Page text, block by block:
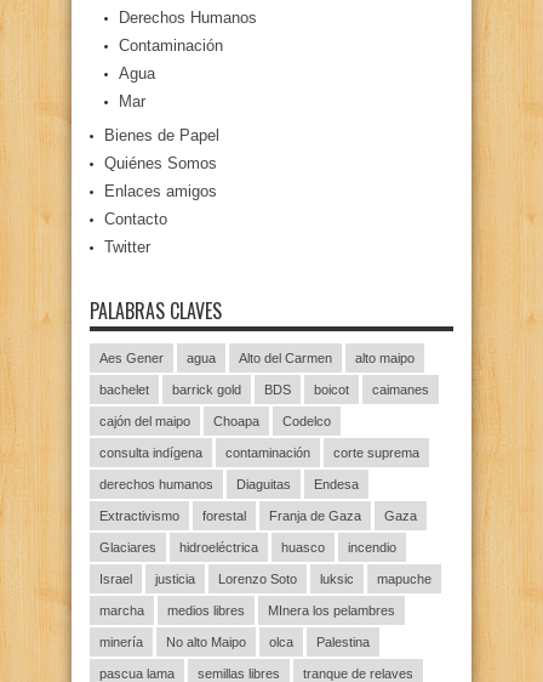
Derechos Humanos
Contaminación
Agua
Mar
Bienes de Papel
Quiénes Somos
Enlaces amigos
Contacto
Twitter
PALABRAS CLAVES
Aes Gener agua Alto del Carmen alto maipo
bachelet barrick gold BDS boicot caimanes
cajón del maipo Choapa Codelco
consulta indígena contaminación corte suprema
derechos humanos Diaguitas Endesa
Extractivismo forestal Franja de Gaza Gaza
Glaciares hidroeléctrica huasco incendio
Israel justicia Lorenzo Soto luksic mapuche
marcha medios libres MInera los pelambres
minería No alto Maipo olca Palestina
pascua lama semillas libres tranque de relaves